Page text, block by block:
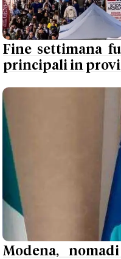
Fine settimana
principali in
Modena,